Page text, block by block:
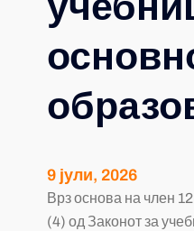
9 јули, 2026
Врз основа на член
(4) од Законот за